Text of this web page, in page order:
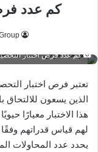
كم عدد فرص
كم عدد فرص اختبار التحصيلي
الذين يسعون للالتحاق
هذا الاختبار معيارًا
لهم قياس قدراتهم
يحدد عدد المحاولات